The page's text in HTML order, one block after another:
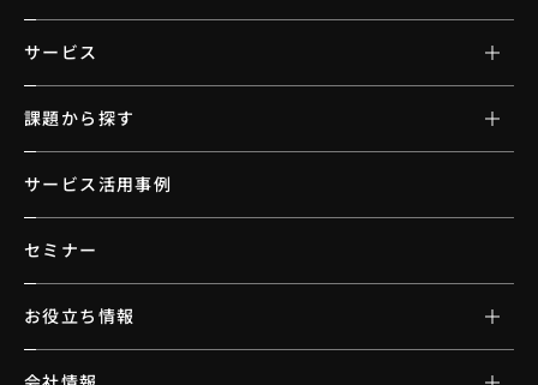
サービス
課題から探す
サービス活用事例
セミナー
お役立ち情報